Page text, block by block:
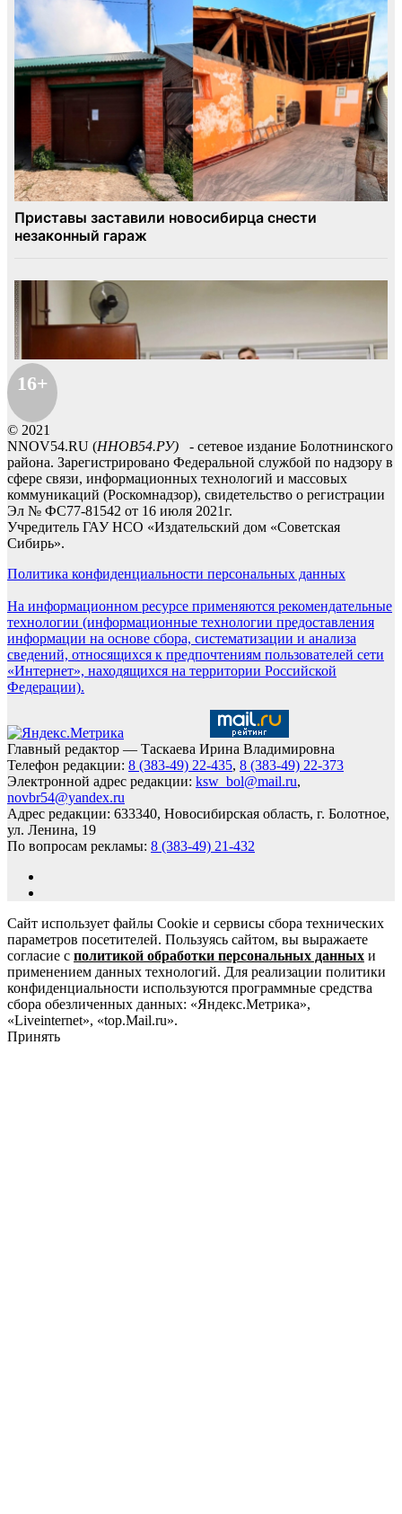
16+
© 2021
NNOV54.RU (ННОВ54.РУ) - сетевое издание Болотнинского
района. Зарегистрировано Федеральной службой по надзору в
сфере связи, информационных технологий и массовых
коммуникаций (Роскомнадзор), свидетельство о регистрации
Эл № ФС77-81542 от 16 июля 2021г.
Учредитель ГАУ НСО «Издательский дом «Советская
Сибирь».
Политика конфиденциальности персональных данных
На информационном ресурсе применяются рекомендательные
технологии (информационные технологии предоставления
информации на основе сбора, систематизации и анализа
сведений, относящихся к предпочтениям пользователей сети
«Интернет», находящихся на территории Российской
Федерации).
Главный редактор — Таскаева Ирина Владимировна
Телефон редакции: 8 (383-49) 22-435, 8 (383-49) 22-373
Электронной адрес редакции: ksw_bol@mail.ru,
novbr54@yandex.ru
Адрес редакции: 633340, Новосибирская область, г. Болотное,
ул. Ленина, 19
По вопросам рекламы: 8 (383-49) 21-432
Сайт использует файлы Cookie и сервисы сбора технических
параметров посетителей. Пользуясь сайтом, вы выражаете
согласие с политикой обработки персональных данных и
применением данных технологий. Для реализации политики
конфиденциальности используются программные средства
сбора обезличенных данных: «Яндекс.Метрика»,
«Liveinternet», «top.Mail.ru».
Принять